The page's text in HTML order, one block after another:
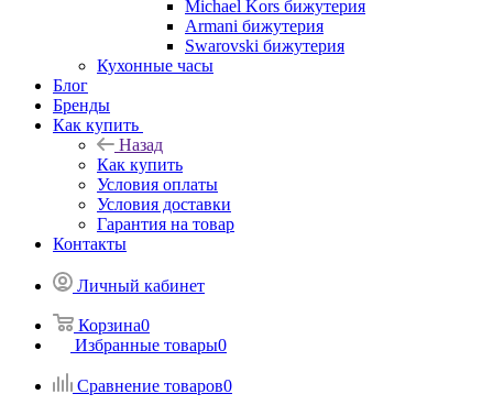
Michael Kors бижутерия
Armani бижутерия
Swarovski бижутерия
Кухонные часы
Блог
Бренды
Как купить
Назад
Как купить
Условия оплаты
Условия доставки
Гарантия на товар
Контакты
Личный кабинет
Корзина0
Избранные товары0
Сравнение товаров0